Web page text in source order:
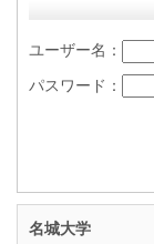
ユーザー名：
パスワード：
名城大学